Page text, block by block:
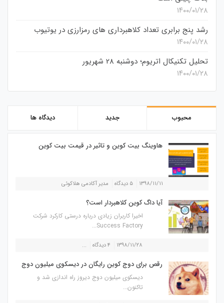
۱۴۰۰/۰۱/۲۸
رشد پنج برابری تعداد کلاهبرداری های رمزارزی در یوتیوب
۱۴۰۰/۰۱/۲۸
تحلیل تکنیکال اتریوم؛ دوشنبه 28 شهریور
۱۴۰۰/۰۱/۲۸
محبوب جدید دیدگاه ها
هاوینگ بیت کوین و تاثیر در قیمت بیت کوین
۱۳۹۸/۱۱/۱۱ ۵ دیدگاه مدیر آکادمی هلاکوئی
آیا داگ کوین کلاهبردار است؟
اخیرا کاربران زیادی درباره درستی کارکرد شرکت
Success Factory...
۱۳۹۸/۱۱/۲۸ ۴ دیدگاه ...
رقص برای دوج کوین رایگان در دیسکوی میلیون دوج
دیسکوی میلیون دوج دیروز راه اندازی شد و
تاکنون...